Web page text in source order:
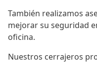
También realizamos
mejorar su seguridad
oficina.
Nuestros cerrajeros